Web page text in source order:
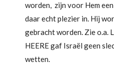
worden, zijn voor Hem
daar echt plezier in. Hij
gebracht worden. Zie o.a.
HEERE gaf Israël geen
wetten.